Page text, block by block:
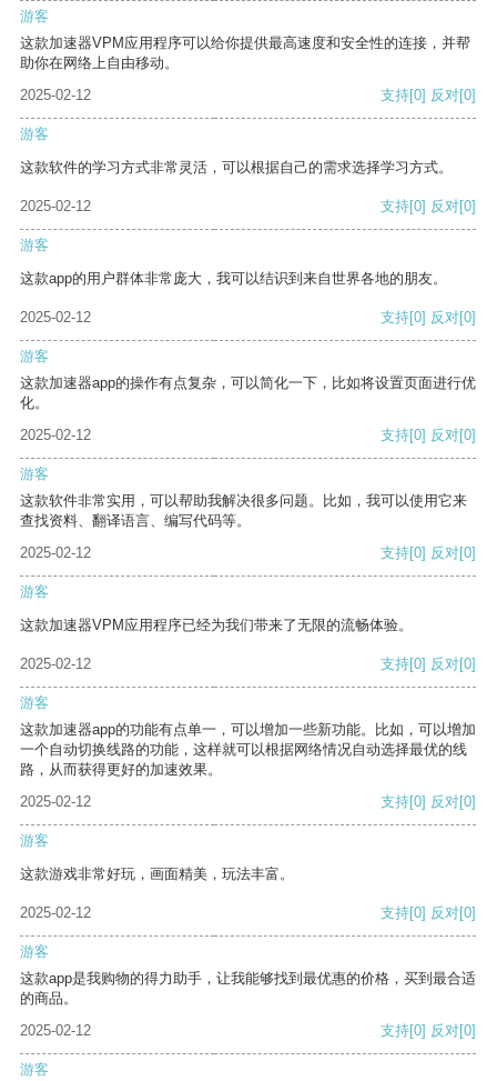
游客
这款加速器VPM应用程序可以给你提供最高速度和安全性的连接，并帮
助你在网络上自由移动。
2025-02-12
支持[0] 反对[0]
游客
这款软件的学习方式非常灵活，可以根据自己的需求选择学习方式。
2025-02-12 支持[0] 反对[0]
游客
这款app的用户群体非常庞大，我可以结识到来自世界各地的朋友。
2025-02-12 支持[0] 反对[0]
游客
这款加速器app的操作有点复杂，可以简化一下，比如将设置页面进行优
化。
2025-02-12
支持[0] 反对[0]
游客
这款软件非常实用，可以帮助我解决很多问题。比如，我可以使用它来
查找资料、翻译语言、编写代码等。
2025-02-12
支持[0] 反对[0]
游客
这款加速器VPM应用程序已经为我们带来了无限的流畅体验。
2025-02-12 支持[0] 反对[0]
游客
这款加速器app的功能有点单一，可以增加一些新功能。比如，可以增加
一个自动切换线路的功能，这样就可以根据网络情况自动选择最优的线
路，从而获得更好的加速效果。
2025-02-12
支持[0] 反对[0]
游客
这款游戏非常好玩，画面精美，玩法丰富。
2025-02-12 支持[0] 反对[0]
游客
这款app是我购物的得力助手，让我能够找到最优惠的价格，买到最合适
的商品。
2025-02-12
支持[0] 反对[0]
游客